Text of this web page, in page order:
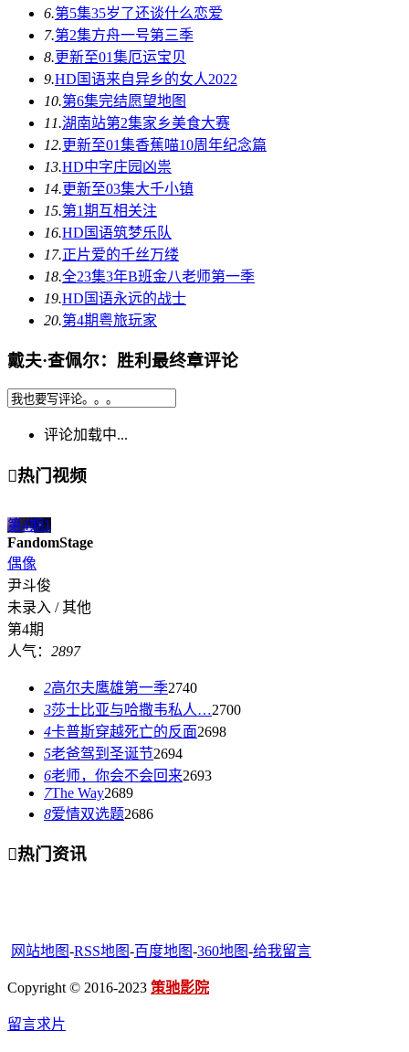
6.第5集35岁了还谈什么恋爱
7.第2集方舟一号第三季
8.更新至01集厄运宝贝
9.HD国语来自异乡的女人2022
10.第6集完结愿望地图
11.湖南站第2集家乡美食大赛
12.更新至01集香蕉喵10周年纪念篇
13.HD中字庄园凶祟
14.更新至03集大千小镇
15.第1期互相关注
16.HD国语筑梦乐队
17.正片爱的千丝万缕
18.全23集3年B班金八老师第一季
19.HD国语永远的战士
20.第4期粤旅玩家
戴夫·查佩尔：胜利最终章评论
评论加载中...
热门视频
第4期1
FandomStage
偶像
尹斗俊
未录入 / 其他
第4期
人气： 2897
2高尔夫鹰雄第一季2740
3莎士比亚与哈撒韦私人…2700
4卡普斯穿越死亡的反面2698
5老爸驾到圣诞节2694
6老师，你会不会回来2693
7The Way2689
8爱情双选题2686
热门资讯
网站地图-RSS地图-百度地图-360地图-给我留言
Copyright © 2016-2023 策驰影院
留言求片